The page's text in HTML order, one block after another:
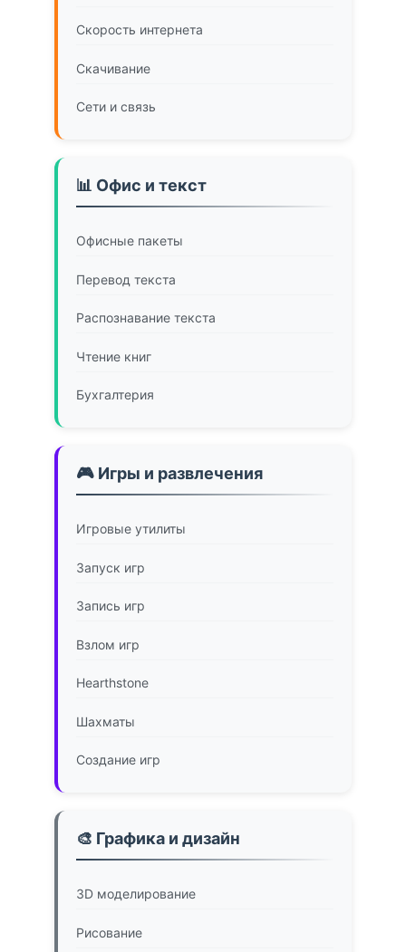
Скорость интернета
Скачивание
Сети и связь
📊 Офис и текст
Офисные пакеты
Перевод текста
Распознавание текста
Чтение книг
Бухгалтерия
🎮 Игры и развлечения
Игровые утилиты
Запуск игр
Запись игр
Взлом игр
Hearthstone
Шахматы
Создание игр
🎨 Графика и дизайн
3D моделирование
Рисование